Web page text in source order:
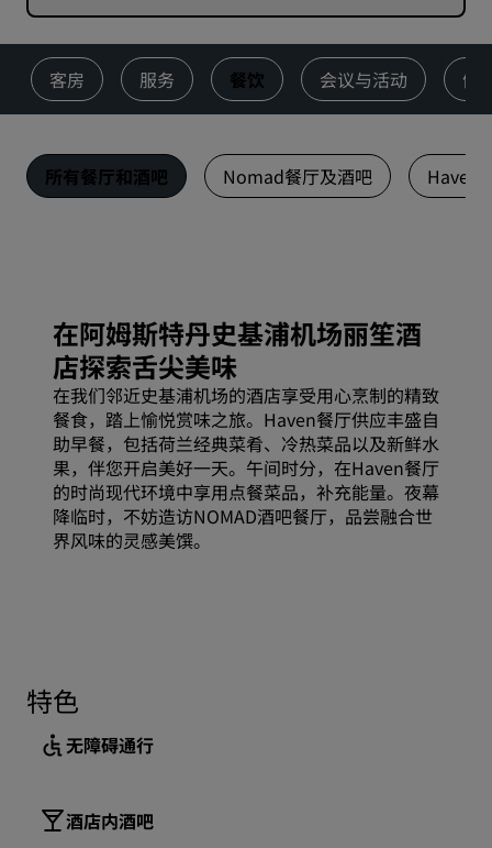
客房 服务 餐饮 会议与活动 健
所有餐厅和酒吧 Nomad餐厅及酒吧 Haven
在阿姆斯特丹史基浦机场丽笙酒
店探索舌尖美味
在我们邻近史基浦机场的酒店享受用心烹制的精致
餐食，踏上愉悦赏味之旅。Haven餐厅供应丰盛自
助早餐，包括荷兰经典菜肴、冷热菜品以及新鲜水
果，伴您开启美好一天。午间时分，在Haven餐厅
的时尚现代环境中享用点餐菜品，补充能量。夜幕
降临时，不妨造访NOMAD酒吧餐厅，品尝融合世
界风味的灵感美馔。
特色
无障碍通行
酒店内酒吧